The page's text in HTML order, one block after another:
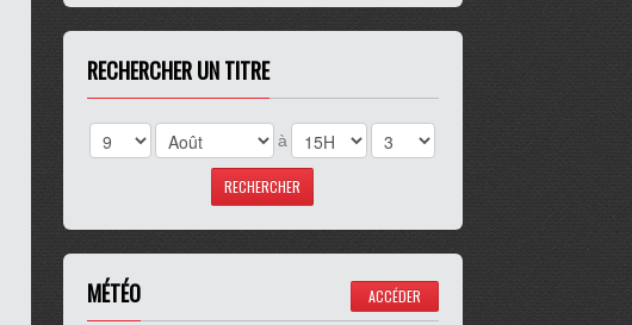
RECHERCHER UN TITRE
à
MÉTÉO ACCÉDER